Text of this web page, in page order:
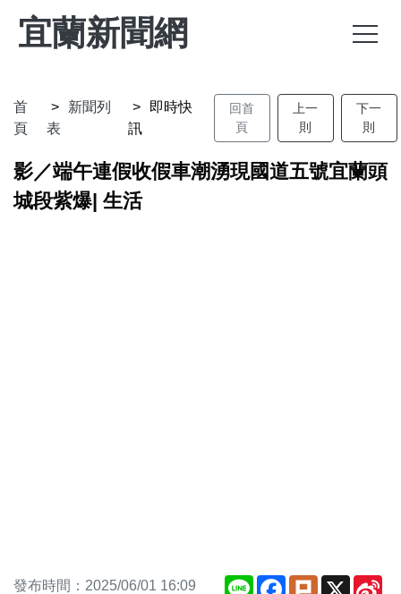
宜蘭新聞網
首
頁
新聞列
表
即時快
訊
回首
頁
上一
則
下一
則
影／端午連假收假車潮湧現國道五號宜蘭頭
城段紫爆| 生活
發布時間：2025/06/01 16:09
Line Facebook
Plurk X